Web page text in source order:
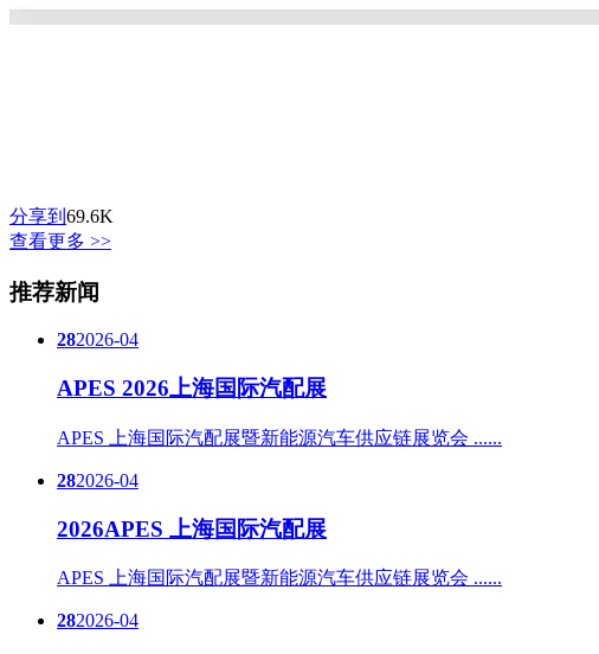
分享到 69.6K
查看更多 >>
推荐新闻
282026-04
APES 2026上海国际汽配展
APES 上海国际汽配展暨新能源汽车供应链展览会 ......
282026-04
2026APES 上海国际汽配展
APES 上海国际汽配展暨新能源汽车供应链展览会 ......
282026-04